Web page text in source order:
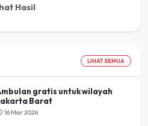
Hasil
LIHAT SEMUA
gratis untuk wilayah
Barat
16 Mar 2026